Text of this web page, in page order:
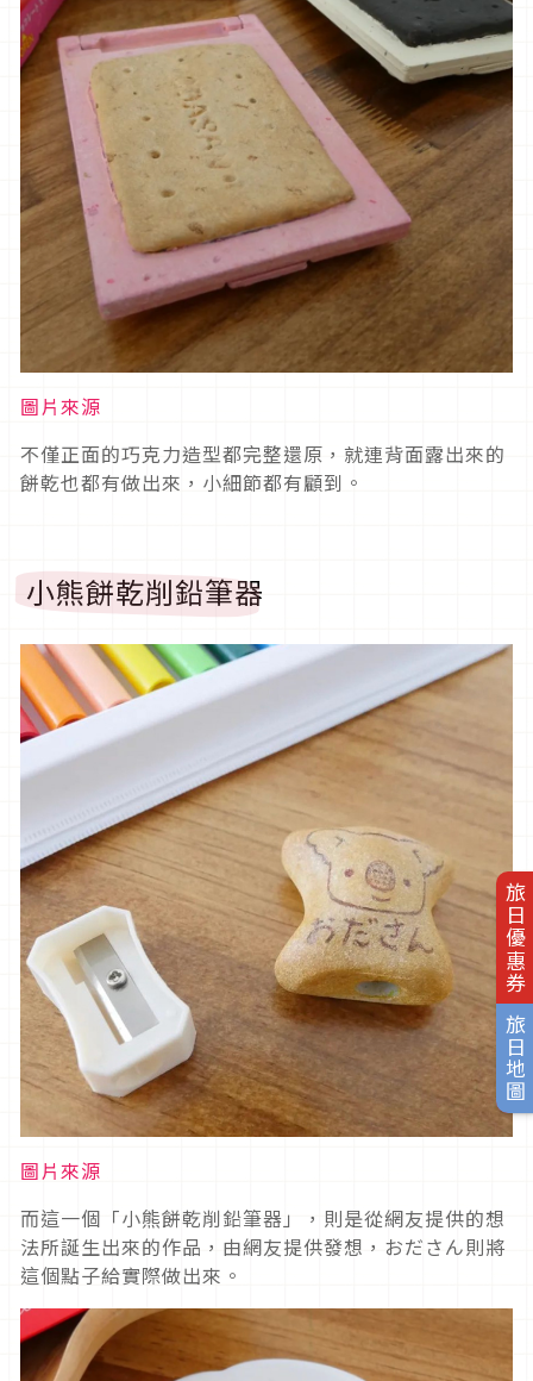
旅日優惠券
旅日地圖
圖片來源
不僅正面的巧克力造型都完整還原，就連背面露出來的
餅乾也都有做出來，小細節都有顧到。
小熊餅乾削鉛筆器
圖片來源
而這一個「小熊餅乾削鉛筆器」，則是從網友提供的想
法所誕生出來的作品，由網友提供發想，おださん則將
這個點子給實際做出來。